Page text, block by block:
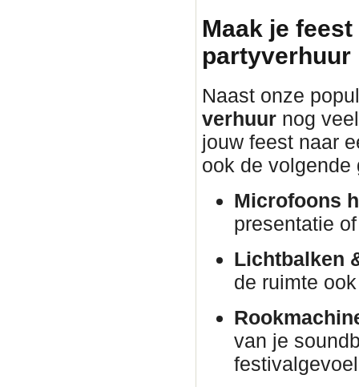
Maak je
partyverhuur
Naast onze
verhuur nog
jouw feest naar
ook de
Microfoons
presentatie
Lichtbalken
de ruimte
van je